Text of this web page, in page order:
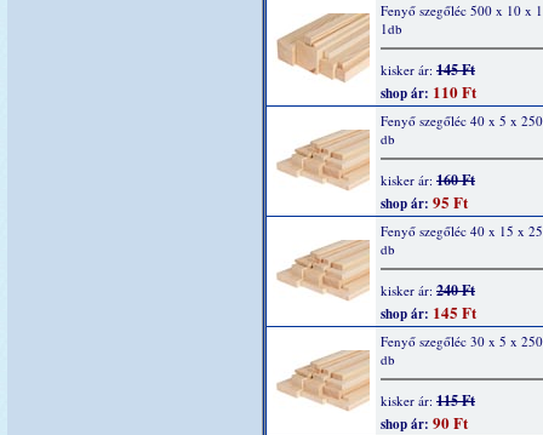
Fenyő szegőléc 500 x 10 x
1db
kisker ár: 145 Ft
shop ár: 110 Ft
Fenyő szegőléc 40 x 5 x
db
kisker ár: 160 Ft
shop ár: 95 Ft
Fenyő szegőléc 40 x 15 x
db
kisker ár: 240 Ft
shop ár: 145 Ft
Fenyő szegőléc 30 x 5 x
db
kisker ár: 115 Ft
shop ár: 90 Ft